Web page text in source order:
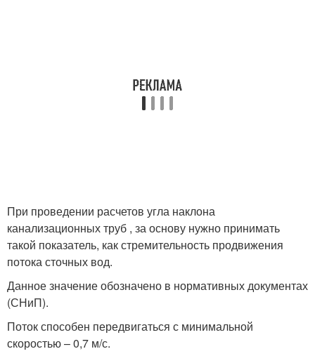
При проведении расчетов угла наклона
канализационных труб , за основу нужно принимать
такой показатель, как стремительность продвижения
потока сточных вод.
Данное значение обозначено в нормативных документах
(СНиП).
Поток способен передвигаться с минимальной
скоростью – 0,7 м/с.